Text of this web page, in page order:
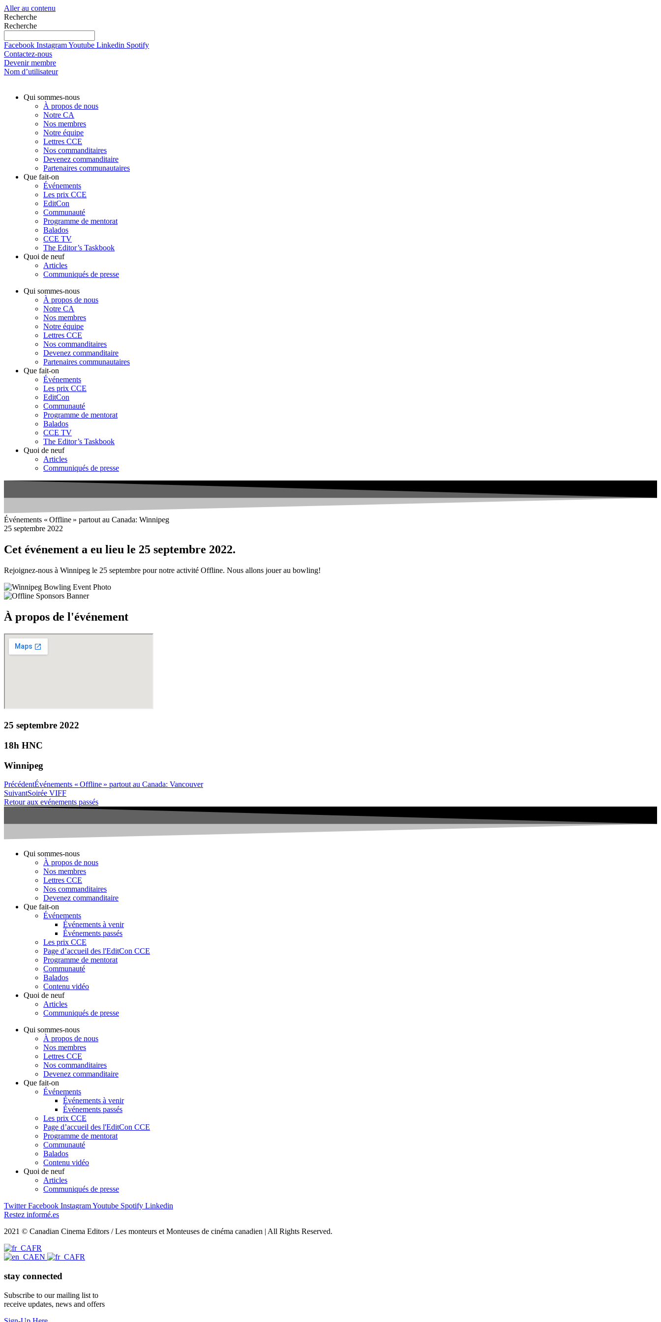
Aller au contenu
Recherche
Recherche
Facebook InstagramYoutube Linkedin Spotify
Contactez-nous
Devenir membre
Nom d’utilisateur
Qui sommes-nous
À propos de nous
Notre CA
Nos membres
Notre équipe
Lettres CCE
Nos commanditaires
Devenez commanditaire
Partenaires communautaires
Que fait-on
Événements
Les prix CCE
EditCon
Communauté
Programme de mentorat
Balados
CCE TV
The Editor’s Taskbook
Quoi de neuf
Articles
Communiqués de presse
Qui sommes-nous
À propos de nous
Notre CA
Nos membres
Notre équipe
Lettres CCE
Nos commanditaires
Devenez commanditaire
Partenaires communautaires
Que fait-on
Événements
Les prix CCE
EditCon
Communauté
Programme de mentorat
Balados
CCE TV
The Editor’s Taskbook
Quoi de neuf
Articles
Communiqués de presse
Événements « Offline » partout au Canada: Winnipeg
25 septembre 2022
Cet événement a eu lieu le 25 septembre 2022.
Rejoignez-nous à Winnipeg le 25 septembre pour notre activité Offline. Nous allons jouer au bowling!
À propos de l'événement
25 septembre 2022
18h HNC
Winnipeg
PrécédentÉvénements « Offline » partout au Canada: Vancouver
SuivantSoirée VIFF
Retour aux evénements passés
Qui sommes-nous
À propos de nous
Nos membres
Lettres CCE
Nos commanditaires
Devenez commanditaire
Que fait-on
Événements
Événements à venir
Événements passés
Les prix CCE
Page d’accueil des l'EditCon CCE
Programme de mentorat
Communauté
Balados
Contenu vidéo
Quoi de neuf
Articles
Communiqués de presse
Qui sommes-nous
À propos de nous
Nos membres
Lettres CCE
Nos commanditaires
Devenez commanditaire
Que fait-on
Événements
Événements à venir
Événements passés
Les prix CCE
Page d’accueil des l'EditCon CCE
Programme de mentorat
Communauté
Balados
Contenu vidéo
Quoi de neuf
Articles
Communiqués de presse
Twitter Facebook InstagramYoutube Spotify Linkedin
Restez informé.es
2021 © Canadian Cinema Editors / Les monteurs et Monteuses de cinéma canadien | All Rights Reserved.
FR
EN
FR
stay connected
Subscribe to our mailing list to
receive updates, news and offers